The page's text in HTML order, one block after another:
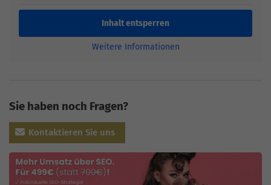
Inhalt entsperren
Weitere Informationen
Sie haben noch Fragen?
Kontaktieren Sie uns